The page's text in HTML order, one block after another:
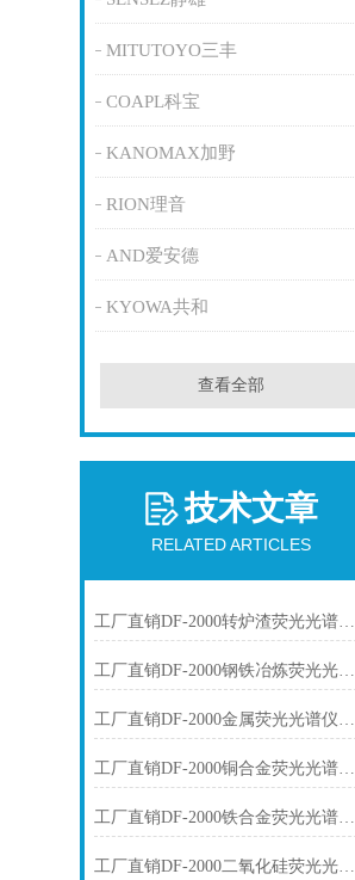
MITUTOYO三丰
COAPL科宝
KANOMAX加野
RION理音
AND爱安德
KYOWA共和
查看全部
技术文章
RELATED ARTICLES
工厂直销DF-2000转炉渣荧光光谱仪技术参数
工厂直销DF-2000钢铁冶炼荧光光谱仪技术参数
工厂直销DF-2000金属荧光光谱仪技术参数
工厂直销DF-2000铜合金荧光光谱仪技术参数
工厂直销DF-2000铁合金荧光光谱仪技术参数
工厂直销DF-2000二氧化硅荧光光谱仪技术参数